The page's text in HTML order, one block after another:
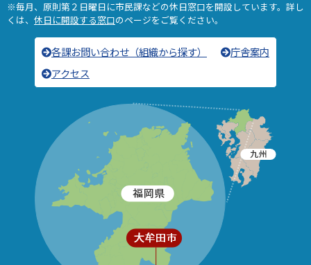
※毎月、原則第２日曜日に市民課などの休日窓口を開設しています。詳し
くは、 休日に開設する窓口のページをご覧ください。
各課お問い合わせ（組織から探す）
庁舎案内
アクセス